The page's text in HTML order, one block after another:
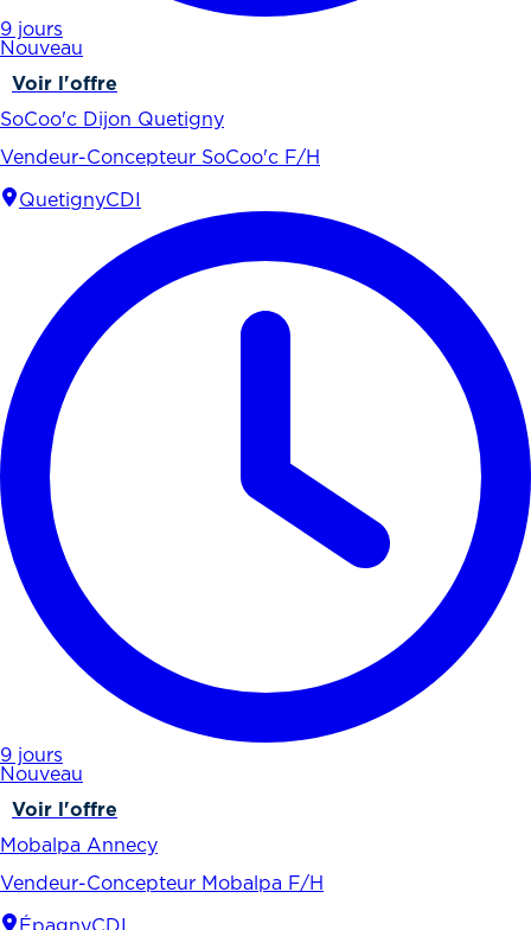
9 jours
Nouveau
Voir l'offre
SoCoo'c Dijon Quetigny
Vendeur-Concepteur SoCoo'c F/H
QuetignyCDI
9 jours
Nouveau
Voir l'offre
Mobalpa Annecy
Vendeur-Concepteur Mobalpa F/H